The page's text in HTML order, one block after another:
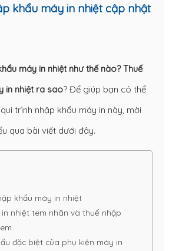
khẩu máy in nhiệt cập nhật
máy in nhiệt như thế nào? Thuế
in nhiệt ra sao? Để giúp bạn có thể
trình nhập khẩu máy in này, mời
qua bài viết dưới đây.
khẩu máy in nhiệt
nhiệt tem nhãn và thuế nhập
đặc biệt của phụ kiện máy in